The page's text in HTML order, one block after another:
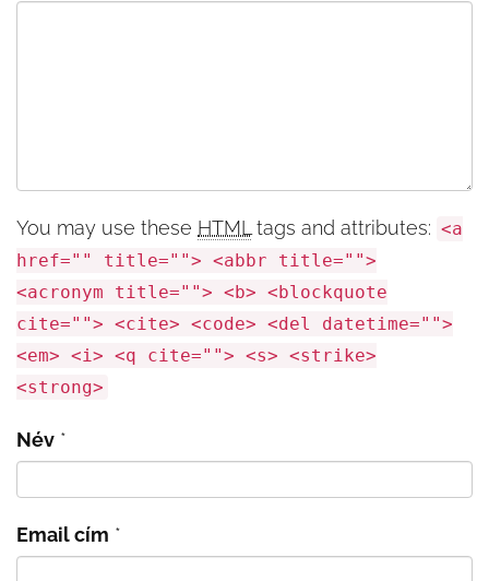
You may use these HTMLtags and attributes: <a
href="" title=""> <abbr title="">
<acronym title=""> <b> <blockquote
cite=""> <cite> <code> <del datetime="">
<em> <i> <q cite=""> <s> <strike>
<strong>
Név *
Email cím *